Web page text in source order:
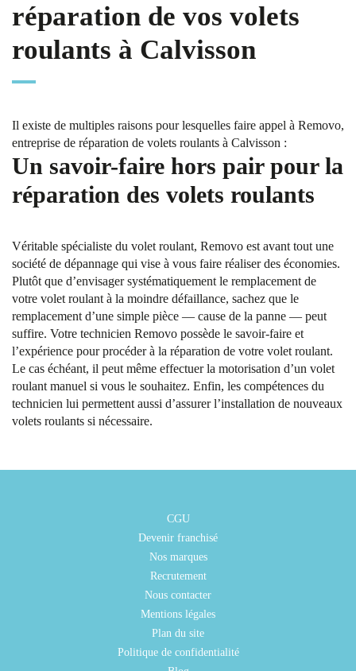
réparation de vos volets
roulants à Calvisson
Il existe de multiples raisons pour lesquelles faire appel à Removo,
entreprise de réparation de volets roulants à Calvisson :
Un savoir-faire hors pair pour la
réparation des volets roulants
Véritable spécialiste du volet roulant, Removo est avant tout une
société de dépannage qui vise à vous faire réaliser des économies.
Plutôt que d’envisager systématiquement le remplacement de
votre volet roulant à la moindre défaillance, sachez que le
remplacement d’une simple pièce — cause de la panne — peut
suffire. Votre technicien Removo possède le savoir-faire et
l’expérience pour procéder à la réparation de votre volet roulant.
Le cas échéant, il peut même effectuer la motorisation d’un volet
roulant manuel si vous le souhaitez. Enfin, les compétences du
technicien lui permettent aussi d’assurer l’installation de nouveaux
volets roulants si nécessaire.
CGU
Devenir franchisé
Nos marques
Recrutement
Nous contacter
Mentions légales
Plan du site
Politique de confidentialité